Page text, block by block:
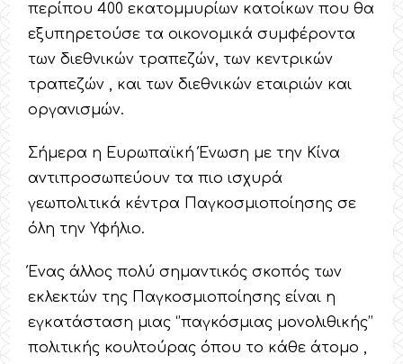
περίπου 400 εκατομμυρίων κατοίκων που θα
εξυπηρετούσε τα οικονομικά συμφέροντα
των διεθνικών τραπεζών, των κεντρικών
τραπεζών , και των διεθνικών εταιριών και
οργανισμών.
Σήμερα η Ευρωπαϊκή Ένωση με την Κίνα
αντιπροσωπεύουν τα πιο ισχυρά
γεωπολιτικά κέντρα Παγκοσμιοποίησης σε
όλη την Υφήλιο.
Ένας άλλος πολύ σημαντικός σκοπός των
εκλεκτών της Παγκοσμιοποίησης είναι η
εγκατάσταση μιας ‘’παγκόσμιας μονολιθικής’’
πολιτικής κουλτούρας όπου το κάθε άτομο ,